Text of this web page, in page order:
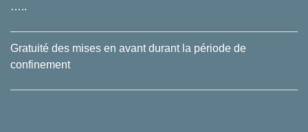
…..
Gratuité des mises en avant durant la période de
confinement